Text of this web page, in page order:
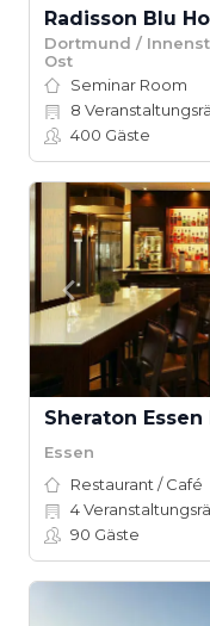
Radisson Blu
Dortmund /
Ost
Seminar Room
8
400 Gäste
Sheraton Essen
Essen
Restaurant / Café
4
90 Gäste